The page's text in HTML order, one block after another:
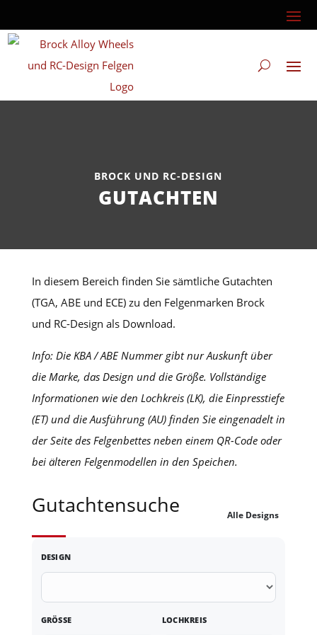
BROCK UND RC-DESIGN
GUTACHTEN
In diesem Bereich finden Sie sämtliche Gutachten
(TGA, ABE und ECE) zu den Felgenmarken Brock
und RC-Design als Download.
Info: Die KBA / ABE Nummer gibt nur Auskunft über
die Marke, das Design und die Größe. Vollständige
Informationen wie den Lochkreis (LK), die Einpresstiefe
(ET) und die Ausführung (AU) finden Sie eingenadelt in
der Seite des Felgenbettes neben einem QR-Code oder
bei älteren Felgenmodellen in den Speichen.
Gutachtensuche Alle Designs
DESIGN
GRÖSSE LOCHKREIS